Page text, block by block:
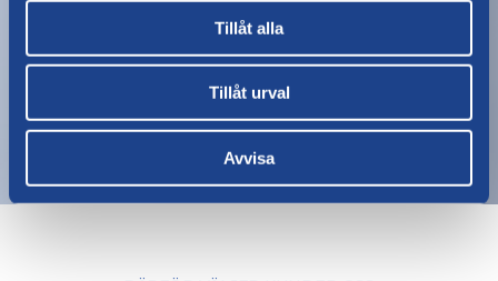
Tillåt alla
Tillåt urval
Avvisa
Se alla tjänster